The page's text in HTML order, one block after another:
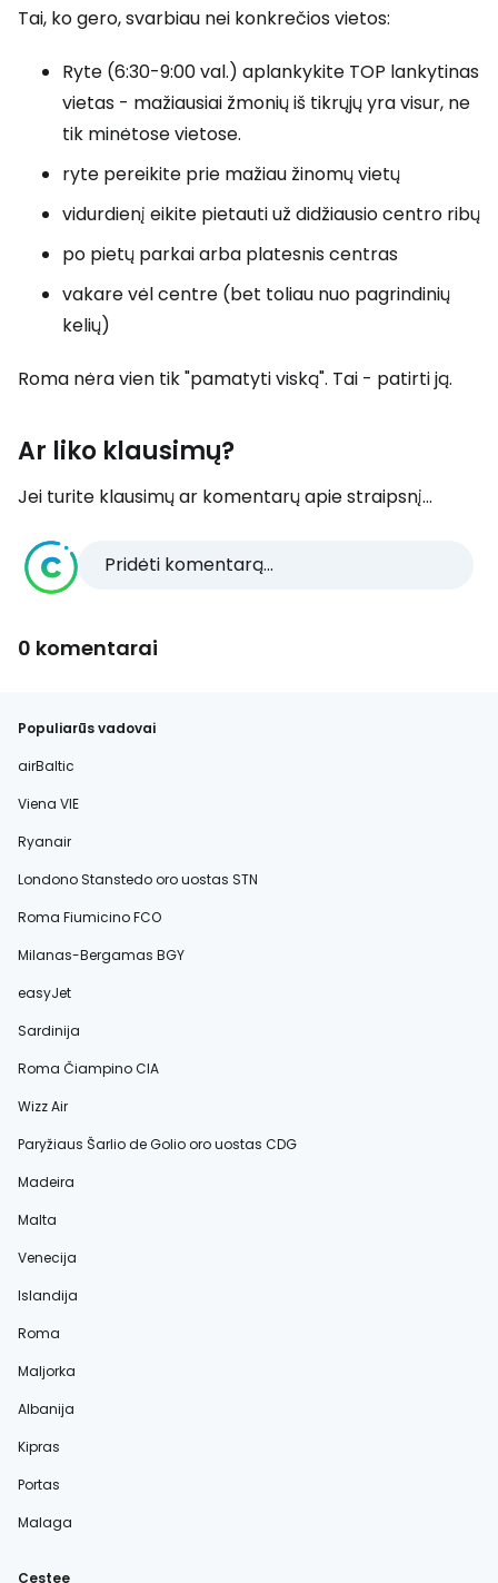
Tai, ko gero, svarbiau nei konkrečios vietos:
Ryte (6:30-9:00 val.) aplankykite TOP lankytinas
vietas - mažiausiai žmonių iš tikrųjų yra visur, ne
tik minėtose vietose.
ryte pereikite prie mažiau žinomų vietų
vidurdienį eikite pietauti už didžiausio centro ribų
po pietų parkai arba platesnis centras
vakare vėl centre (bet toliau nuo pagrindinių
kelių)
Roma nėra vien tik "pamatyti viską". Tai - patirti ją.
Ar liko klausimų?
Jei turite klausimų ar komentarų apie straipsnį...
Pridėti komentarą...
0 komentarai
Populiarūs vadovai
airBaltic
Viena VIE
Ryanair
Londono Stanstedo oro uostas STN
Roma Fiumicino FCO
Milanas-Bergamas BGY
easyJet
Sardinija
Roma Čiampino CIA
Wizz Air
Paryžiaus Šarlio de Golio oro uostas CDG
Madeira
Malta
Venecija
Islandija
Roma
Maljorka
Albanija
Kipras
Portas
Malaga
Cestee